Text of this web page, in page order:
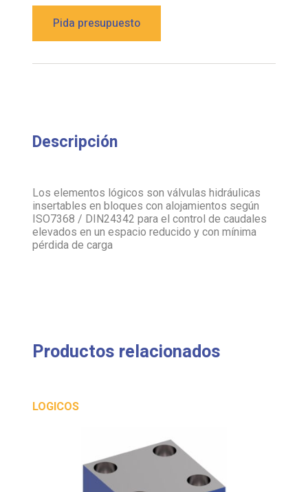
Pida presupuesto
Descripción
Los elementos lógicos son válvulas hidráulicas
insertables en bloques con alojamientos según
ISO7368 / DIN24342 para el control de caudales
elevados en un espacio reducido y con mínima
pérdida de carga
Productos relacionados
LOGICOS